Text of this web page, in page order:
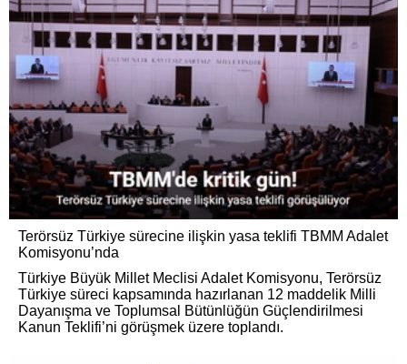
Terörsüz Türkiye sürecine ilişkin yasa teklifi TBMM Adalet
Komisyonu’nda
Türkiye Büyük Millet Meclisi Adalet Komisyonu, Terörsüz
Türkiye süreci kapsamında hazırlanan 12 maddelik Milli
Dayanışma ve Toplumsal Bütünlüğün Güçlendirilmesi
Kanun Teklifi’ni görüşmek üzere toplandı.